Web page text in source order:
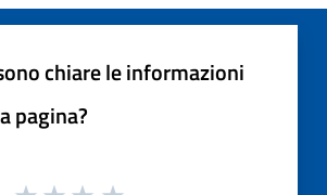
chiare le informazioni
pagina?